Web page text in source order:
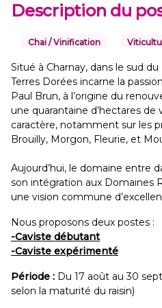
Description du
Chai / Vinification
Situé à Charnay, dans le sud
Terres Dorées incarne la
Paul Brun, à l’origine du
une quarantaine d’hectares de
caractère, notamment sur les
Brouilly, Morgon, Fleurie, et
Aujourd’hui, le domaine entre
son intégration aux Domaines
une vision commune
Nous proposons deux postes :
-Caviste débutant
-Caviste expérimenté
Période : Du 17 août au 30
selon la maturité du raisin)